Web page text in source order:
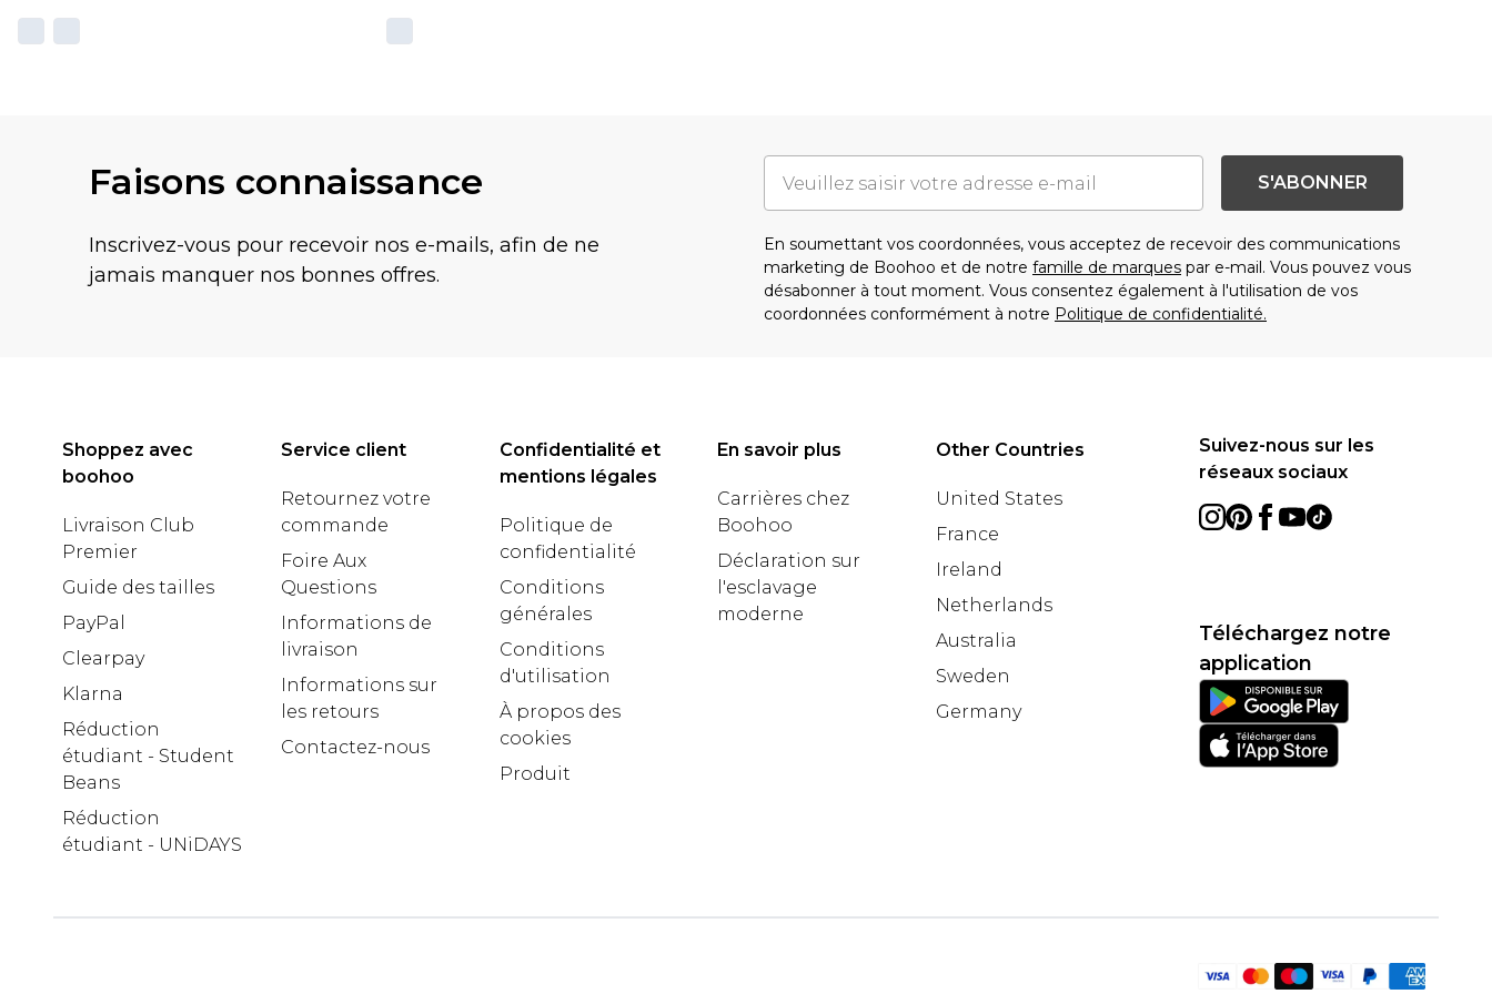
Faisons connaissance
Inscrivez-vous pour recevoir nos e-mails, afin de ne
jamais manquer nos bonnes offres.
S'ABONNER
En soumettant vos coordonnées, vous acceptez de recevoir des communications
marketing de Boohoo et de notre famille de marques par e-mail. Vous pouvez vous
désabonner à tout moment. Vous consentez également à l'utilisation de vos
coordonnées conformément à notre Politique de confidentialité.
Shoppez avec
boohoo
Livraison Club
Premier
Guide des tailles
PayPal
Clearpay
Klarna
Réduction
étudiant - Student
Beans
Réduction
étudiant - UNiDAYS
Service client
Retournez votre
commande
Foire Aux
Questions
Informations de
livraison
Informations sur
les retours
Contactez-nous
Confidentialité et
mentions légales
Politique de
confidentialité
Conditions
générales
Conditions
d'utilisation
À propos des
cookies
Produit
En savoir plus
Carrières chez
Boohoo
Déclaration sur
l'esclavage
moderne
Other Countries
United States
France
Ireland
Netherlands
Australia
Sweden
Germany
Suivez-nous sur les
réseaux sociaux
Téléchargez notre
application